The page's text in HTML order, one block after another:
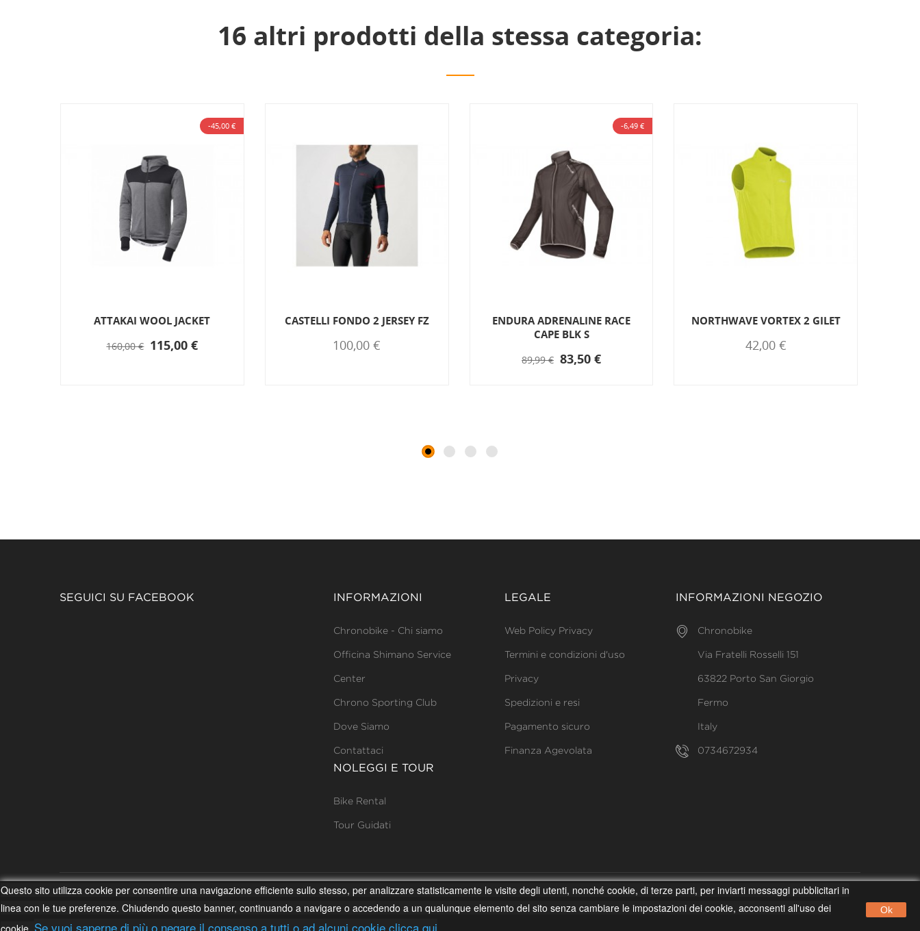
Questo sito utilizza cookie per consentire una navigazione efficiente sullo stesso, per analizzare statisticamente le visite degli utenti, nonché cookie, di terze parti, per inviarti messaggi pubblicitari in
linea con le tue preferenze. Chiudendo questo banner, continuando a navigare o accedendo a un qualunque elemento del sito senza cambiare le impostazioni dei cookie, acconsenti all'uso dei
cookie. Se vuoi saperne di più o negare il consenso a tutti o ad alcuni cookie clicca qui
Ok
16 altri prodotti della stessa categoria:
-45,00 €
ATTAKAI WOOL JACKET
160,00 € 115,00 €
CASTELLI FONDO 2 JERSEY FZ
100,00 €
-6,49 €
ENDURA ADRENALINE RACE
CAPE BLK S
89,99 € 83,50 €
NORTHWAVE VORTEX 2 GILET
42,00 €
SEGUICI SU FACEBOOK INFORMAZIONI
Chronobike - Chi siamo
Officina Shimano Service
Center
Chrono Sporting Club
Dove Siamo
Contattaci
LEGALE
Web Policy Privacy
Termini e condizioni d'uso
Privacy
Spedizioni e resi
Pagamento sicuro
Finanza Agevolata
NOLEGGI E TOUR
Bike Rental
Tour Guidati
INFORMAZIONI NEGOZIO
Chronobike
Via Fratelli Rosselli 151
63822 Porto San Giorgio
Fermo
Italy
0734672934
Cognigni Giacomo (Chrono) – Impresa individuale – P. IVA 02073780443 – C.F. CGNGCM79P04D542N – REA MC-259964 – Sede legale Sarnano (MC)